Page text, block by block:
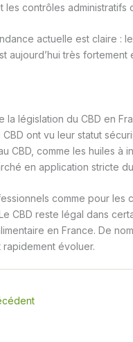
les contrôles
actuelle est claire :
aujourd’hui très
la législation du CBD en
ont vu leur statut
CBD, comme les huiles à
en application stricte
comme pour les
CBD reste légal dans
en France. De
évoluer.